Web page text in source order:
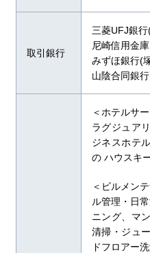
取引銀行
三菱UFJ銀
尼崎信用金庫
みずほ銀行(
山陰合同銀行
＜ホテルサ
ラグジュア
ジネスホテ
の ハウスキ
＜ビルメン
ル管理・日
ニング、マ
清掃・ジュ
ドフロアー